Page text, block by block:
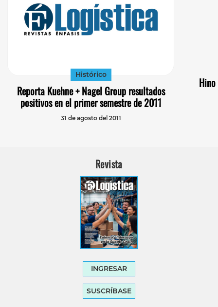
Histórico
Reporta Kuehne + Nagel Group resultados
positivos en el primer semestre de 2011
31 de agosto del 2011
Revista
INGRESAR
SUSCRÍBASE